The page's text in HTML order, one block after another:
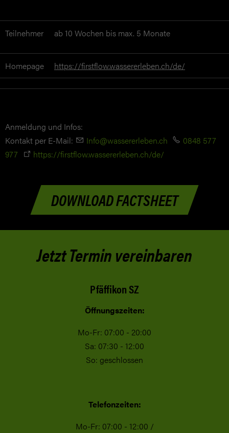
Teilnehmer ab 10 Wochen bis max. 5 Monate
Homepage https://firstflow.wassererleben.ch/de/
Anmeldung und Infos:
Kontakt per E-Mail:
Info@wassererleben.ch
0848 577
977
https://firstflow.wassererleben.ch/de/
DOWNLOAD FACTSHEET
Jetzt Termin vereinbaren
Pfäffikon SZ
Öffnungszeiten:
Mo-Fr: 07:00 - 20:00
Sa: 07:30 - 12:00
So: geschlossen
Telefonzeiten:
Mo-Fr: 07:00 - 12:00 /